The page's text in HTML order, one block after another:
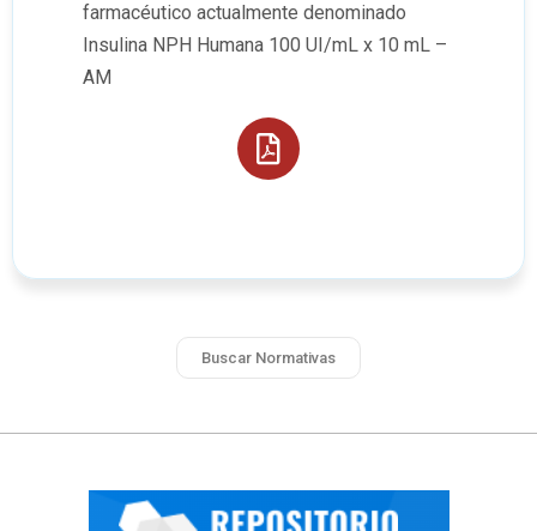
farmacéutico actualmente denominado
Insulina NPH Humana 100 UI/mL x 10 mL –
AM
Buscar Normativas